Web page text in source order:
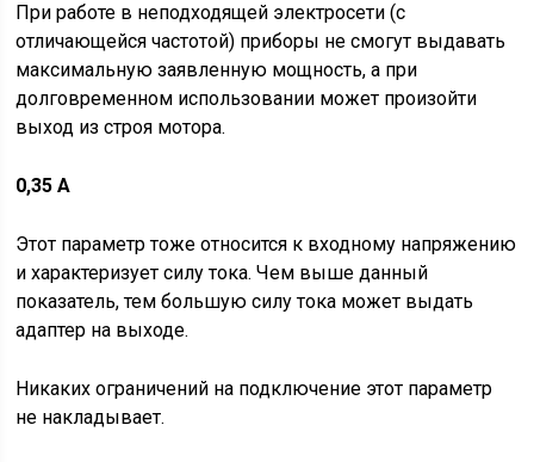
При работе в неподходящей электросети (с
отличающейся частотой) приборы не смогут выдавать
максимальную заявленную мощность, а при
долговременном использовании может произойти
выход из строя мотора.
0,35 A
Этот параметр тоже относится к входному напряжению
и характеризует силу тока. Чем выше данный
показатель, тем большую силу тока может выдать
адаптер на выходе.
Никаких ограничений на подключение этот параметр
не накладывает.